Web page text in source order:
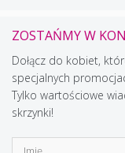
ZOSTAŃMY W
Dołącz do kobiet,
specjalnych
Tylko wartościowe
skrzynki!